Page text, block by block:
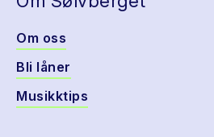
Om oss
Bli låner
Musikktips